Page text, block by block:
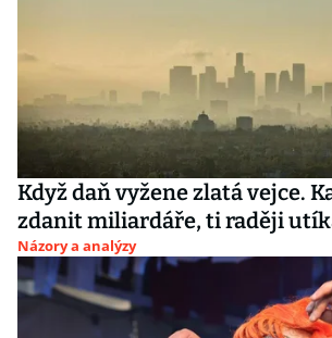
Když daň vyžene zlatá vejce.
zdanit miliardáře, ti raději
Názory a analýzy